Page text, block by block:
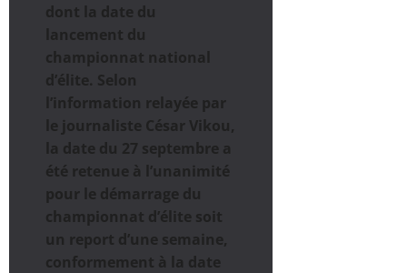
dont la date du
lancement du
championnat national
d’élite. Selon
l’information relayée par
le journaliste César Vikou,
la date du 27 septembre a
été retenue à l’unanimité
pour le démarrage du
championnat d’élite soit
un report d’une semaine,
conformement à la date